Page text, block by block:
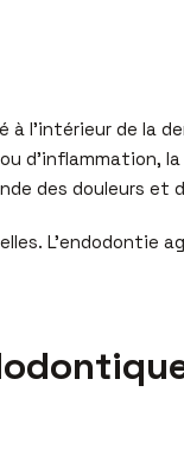
l’intérieur de la
d’inflammation,
des douleurs et
L’endodontie